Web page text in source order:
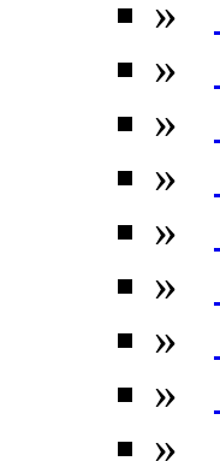
»
»
»
»
»
»
»
»
»